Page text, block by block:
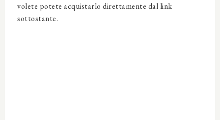
volete potete acquistarlo direttamente dal link
sottostante.